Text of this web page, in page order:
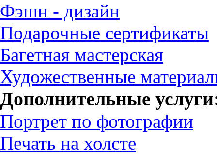
Фэшн - дизайн
Подарочные сертификаты
Багетная мастерская
Художественные
Дополнительные
Портрет по фотографии
Печать на холсте